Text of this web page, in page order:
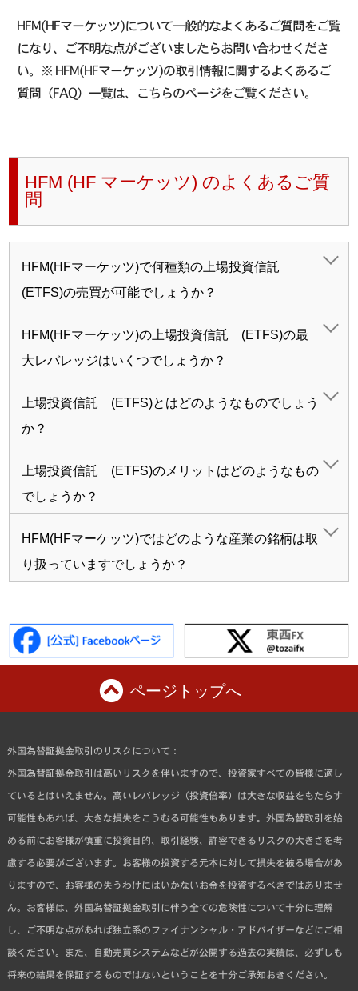
HFM(HFマーケッツ)について一般的なよくあるご質問をご覧
になり、ご不明な点がございましたらお問い合わせくださ
い。※ HFM(HFマーケッツ)の取引情報に関するよくあるご
質問（FAQ）一覧は、こちらのページをご覧ください。
HFM (HF マーケッツ) のよくあるご質
問
HFM(HFマーケッツ)で何種類の上場投資信託
(ETFS)の売買が可能でしょうか？
HFM(HFマーケッツ)の上場投資信託 (ETFS)の最
大レバレッジはいくつでしょうか？
上場投資信託 (ETFS)とはどのようなものでしょう
か？
上場投資信託 (ETFS)のメリットはどのようなもの
でしょうか？
HFM(HFマーケッツ)ではどのような産業の銘柄は取
り扱っていますでしょうか？
ページトップへ
外国為替証拠金取引のリスクについて：
外国為替証拠金取引は高いリスクを伴いますので、投資家すべての皆様に適し
ているとはいえません。高いレバレッジ（投資倍率）は大きな収益をもたらす
可能性もあれば、大きな損失をこうむる可能性もあります。外国為替取引を始
める前にお客様が慎重に投資目的、取引経験、許容できるリスクの大きさを考
慮する必要がございます。お客様の投資する元本に対して損失を被る場合があ
りますので、お客様の失うわけにはいかないお金を投資するべきではありませ
ん。お客様は、外国為替証拠金取引に伴う全ての危険性について十分に理解
し、ご不明な点があれば独立系のファイナンシャル・アドバイザーなどにご相
談ください。また、自動売買システムなどが公開する過去の実績は、必ずしも
将来の結果を保証するものではないということを十分ご承知おきください。